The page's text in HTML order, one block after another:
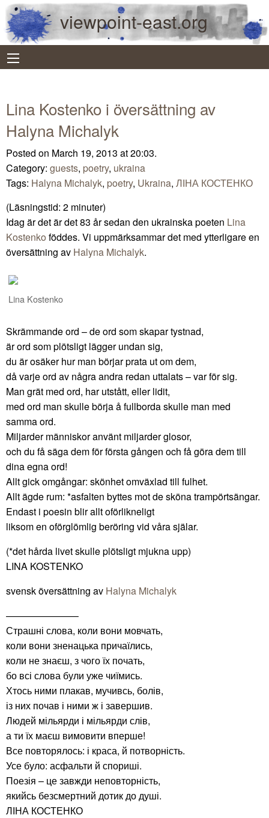
viewpoint-east.org
Lina Kostenko i översättning av
Halyna Michalyk
Posted on March 19, 2013 at 20:03.
Category: guests, poetry, ukraina
Tags: Halyna Michalyk, poetry, Ukraina, ЛІНА КОСТЕНКО
(Läsningstid: 2 minuter)
Idag är det är det 83 år sedan den ukrainska poeten Lina
Kostenko föddes. Vi uppmärksammar det med ytterligare en
översättning av Halyna Michalyk.
Lina Kostenko
Skrämmande ord – de ord som skapar tystnad,
är ord som plötsligt lägger undan sig,
du är osäker hur man börjar prata ut om dem,
då varje ord av några andra redan uttalats – var för sig.
Man grät med ord, har utstått, eller lidit,
med ord man skulle börja å fullborda skulle man med
samma ord.
Miljarder människor använt miljarder glosor,
och du få säga dem för första gången och få göra dem till
dina egna ord!
Allt gick omgångar: skönhet omväxlad till fulhet.
Allt ägde rum: *asfalten byttes mot de sköna trampörtsängar.
Endast i poesin blir allt oförlikneligt
liksom en oförglömlig beröring vid våra själar.
(*det hårda livet skulle plötsligt mjukna upp)
LINA KOSTENKO
svensk översättning av Halyna Michalyk
———————–
Страшні слова, коли вони мовчать,
коли вони зненацька причаїлись,
коли не знаєш, з чого їх почать,
бо всі слова були уже чиїмись.
Хтось ними плакав, мучивсь, болів,
із них почав і ними ж і завершив.
Людей мільярди і мільярди слів,
а ти їх маєш вимовити вперше!
Все повторялось: і краса, й потворність.
Усе було: асфальти й спориші.
Поезія – це завжди неповторність,
якийсь безсмертний дотик до душі.
ЛІНА КОСТЕНКО